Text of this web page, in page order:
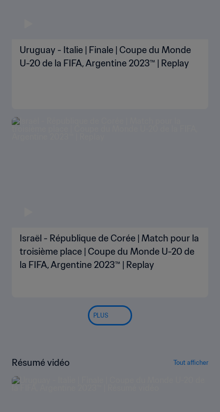
Uruguay - Italie | Finale | Coupe du Monde
U-20 de la FIFA, Argentine 2023™ | Replay
Israël - République de Corée | Match pour la
troisième place | Coupe du Monde U-20 de
la FIFA, Argentine 2023™ | Replay
PLUS
Résumé vidéo Tout afficher